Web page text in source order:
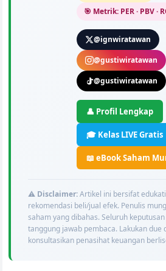
🎯 Metrik: PER · PBV ·
@ignwiratawan
@gustiwiratawan
@gustiwiratawan
👤 Profil Lengkap
🎓 Kelas LIVE Gratis
📖 eBook Saham
⚠️ Disclaimer:Artikel ini bersifat
rekomendasi beli/jual efek. Penulis
saham yang dibahas. Seluruh
tanggung jawab pembaca. Lakukan due
konsultasikan penasihat keuangan